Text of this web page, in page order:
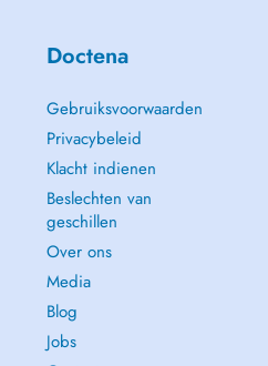
Doctena
Gebruiksvoorwaarden
Privacybeleid
Klacht indienen
Beslechten van
geschillen
Over ons
Media
Blog
Jobs